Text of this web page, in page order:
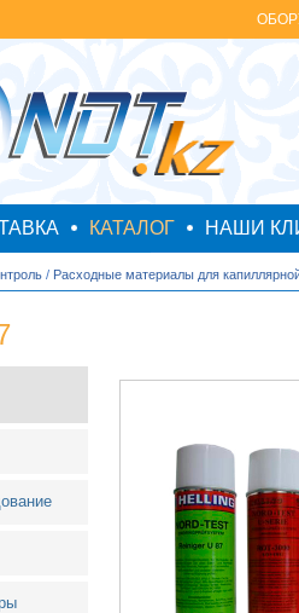
КАТАЛОГ НАШИ
/ Расходные материалы для